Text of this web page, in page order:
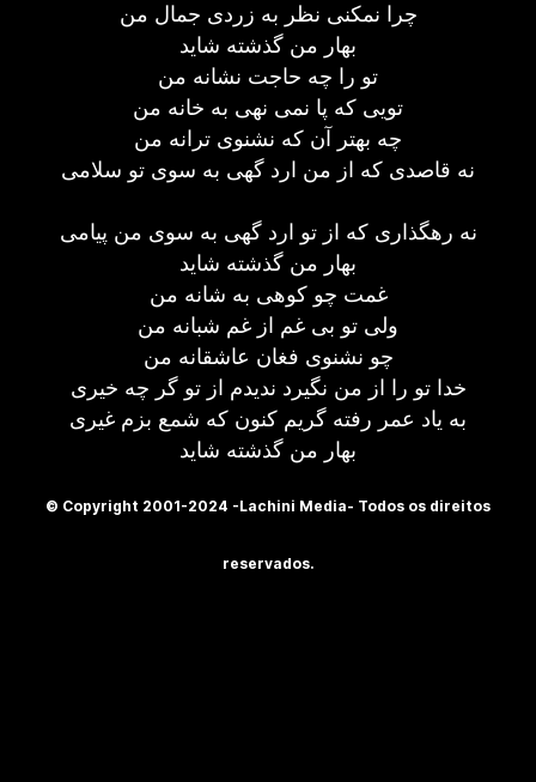
چرا نمکنی نظر به زردی جمال من
بهار من گذشته شاید
تو را چه حاجت نشانه من
تویی که پا نمی نهی به خانه من
چه بهتر آن که نشنوی ترانه من
نه قاصدی که از من ارد گهی به سوی تو سلامی
نه رهگذاری که از تو ارد گهی به سوی من پیامی
بهار من گذشته شاید
غمت چو کوهی به شانه من
ولی تو بی غم از غم شبانه من
چو نشنوی فغان عاشقانه من
خدا تو را از من نگیرد ندیدم از تو گر چه خیری
به یاد عمر رفته گریم کنون که شمع بزم غیری
بهار من گذشته شاید
© Copyright 2001-2024 -Lachini Media- Todos os direitos
reservados.